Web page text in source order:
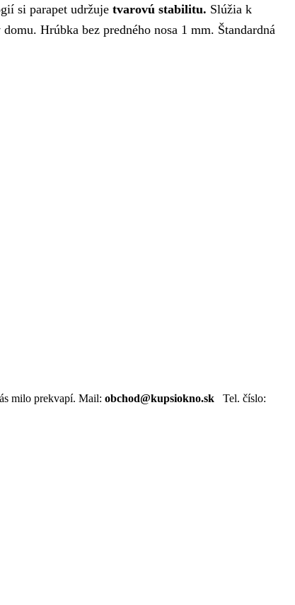
si parapet udržuje tvarovú stabilitu. Slúžia k
Hrúbka bez predného nosa 1 mm. Štandardná
milo prekvapí. Mail: obchod@kupsiokno.sk Tel. číslo: